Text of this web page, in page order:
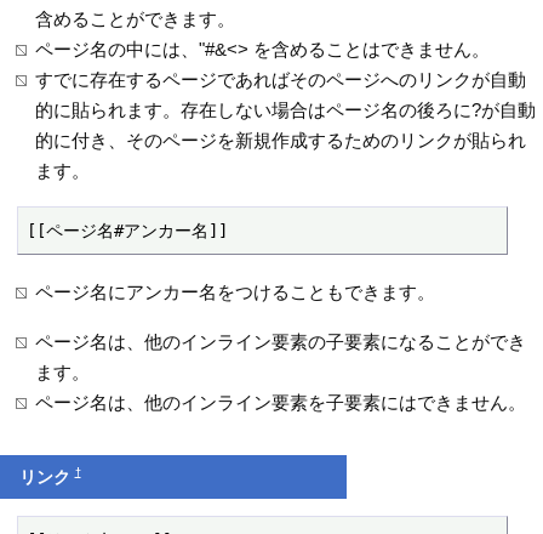
含めることができます。
ページ名の中には、"#&<> を含めることはできません。
すでに存在するページであればそのページへのリンクが自動
的に貼られます。存在しない場合はページ名の後ろに?が自動
的に付き、そのページを新規作成するためのリンクが貼られ
ます。
[[ページ名#アンカー名]]
ページ名にアンカー名をつけることもできます。
ページ名は、他のインライン要素の子要素になることができ
ます。
ページ名は、他のインライン要素を子要素にはできません。
リンク†